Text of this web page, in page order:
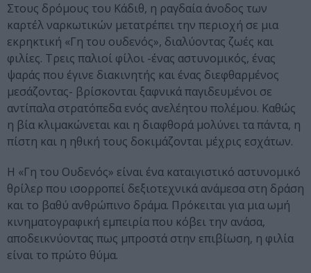
Στους δρόμους του Κάδιθ, η ραγδαία άνοδος των
καρτέλ ναρκωτικών μετατρέπει την περιοχή σε μια
εκρηκτική «Γη του ουδενός», διαλύοντας ζωές και
φιλίες. Τρεις παλιοί φίλοι -ένας αστυνομικός, ένας
ψαράς που έγινε διακινητής και ένας διεφθαρμένος
μεσάζοντας- βρίσκονται ξαφνικά παγιδευμένοι σε
αντίπαλα στρατόπεδα ενός ανελέητου πολέμου. Καθώς
η βία κλιμακώνεται και η διαφθορά μολύνει τα πάντα, η
πίστη και η ηθική τους δοκιμάζονται μέχρις εσχάτων.
Η «Γη του Ουδενός» είναι ένα καταιγιστικό αστυνομικό
θρίλερ που ισορροπεί δεξιοτεχνικά ανάμεσα στη δράση
και το βαθύ ανθρώπινο δράμα. Πρόκειται για μια ωμή
κινηματογραφική εμπειρία που κόβει την ανάσα,
αποδεικνύοντας πως μπροστά στην επιβίωση, η φιλία
είναι το πρώτο θύμα.